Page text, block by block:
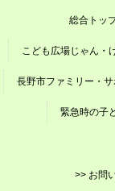
総合トッ
こども広場じゃん・
長野市ファミリー・
緊急時の子
>> お問